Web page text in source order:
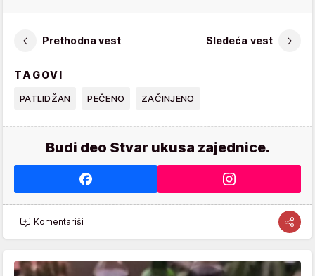
Prethodna vest Sledeća vest
TAGOVI
PATLIDŽAN PEČENO ZAČINJENO
Budi deo Stvar ukusa zajednice.
Komentariši